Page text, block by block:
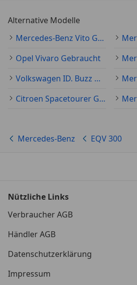
Alternative Modelle
Mercedes-Benz Vito Gebraucht
Opel Vivaro Gebraucht
Volkswagen ID. Buzz Gebraucht
Citroen Spacetourer Gebraucht
Mercedes-Benz EQV 300
Nützliche Links
Verbraucher AGB
Händler AGB
Datenschutzerklärung
Impressum